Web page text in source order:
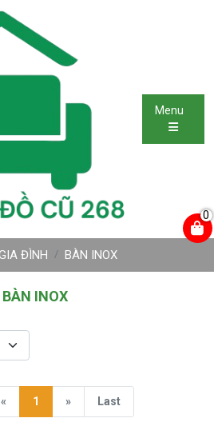
Menu
ĐÌNH BÀN INOX
BÀN INOX
« 1 » Last
0